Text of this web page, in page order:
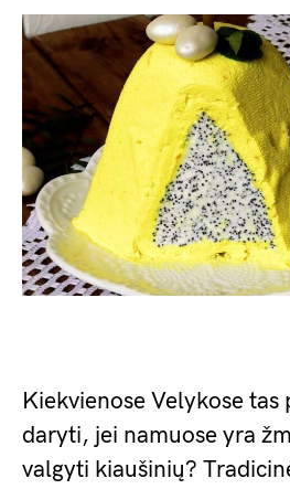
Kiekvienose Velykose tas
daryti, jei namuose yra
valgyti kiaušinių?